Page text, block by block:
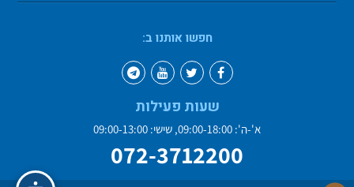
חפשו אותנו ב:
שעות פעילות
א'-ה': 09:00-18:00, שישי: 09:00-13:00
072-3712200